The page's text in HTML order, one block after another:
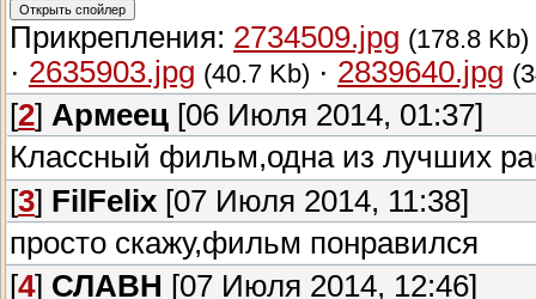
Прикрепления: 2734509.jpg (178.8 Kb)
· 2635903.jpg (40.7 Kb) · 2839640.jpg
[2] Армеец [06 Июля 2014, 01:37]
Классный фильм,одна из лучших
[3] FilFelix [07 Июля 2014, 11:38]
просто скажу,фильм понравился
[4] СЛАВН [07 Июля 2014, 12:46]